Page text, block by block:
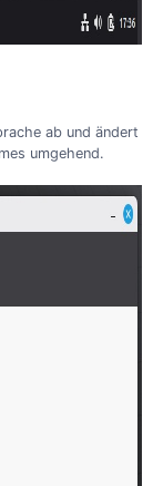
ab und ändert
umgehend.